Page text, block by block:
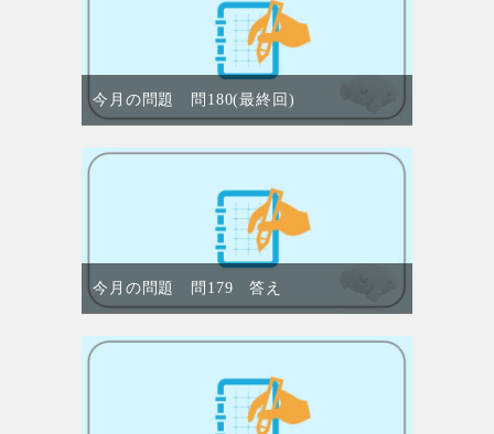
今月の問題 問180(最終回)
今月の問題 問179 答え